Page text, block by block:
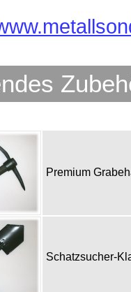
Premium
Schatzsucher-